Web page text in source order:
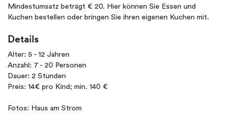
Mindestumsatz beträgt € 20. Hier können Sie Essen und
Kuchen bestellen oder bringen Sie ihren eigenen Kuchen mit.
Details
Alter: 5 - 12 Jahren
Anzahl: 7 - 20 Personen
Dauer: 2 Stunden
Preis: 14€ pro Kind; min. 140 €
Fotos: Haus am Strom